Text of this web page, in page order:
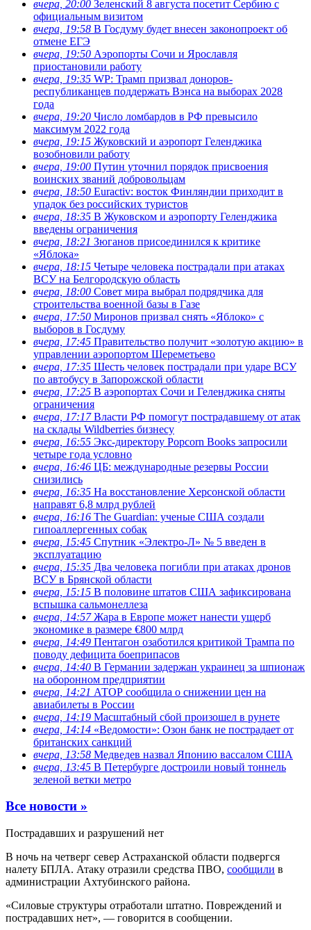
вчера, 20:00 Зеленский 8 августа посетит Сербию с
официальным визитом
вчера, 19:58 В Госдуму будет внесен законопроект об
отмене ЕГЭ
вчера, 19:50 Аэропорты Сочи и Ярославля
приостановили работу
вчера, 19:35 WP: Трамп призвал доноров-
республиканцев поддержать Вэнса на выборах 2028
года
вчера, 19:20 Число ломбардов в РФ превысило
максимум 2022 года
вчера, 19:15 Жуковский и аэропорт Геленджика
возобновили работу
вчера, 19:00 Путин уточнил порядок присвоения
воинских званий добровольцам
вчера, 18:50 Euractiv: восток Финляндии приходит в
упадок без российских туристов
вчера, 18:35 В Жуковском и аэропорту Геленджика
введены ограничения
вчера, 18:21 Зюганов присоединился к критике
«Яблока»
вчера, 18:15 Четыре человека пострадали при атаках
ВСУ на Белгородскую область
вчера, 18:00 Совет мира выбрал подрядчика для
строительства военной базы в Газе
вчера, 17:50 Миронов призвал снять «Яблоко» с
выборов в Госдуму
вчера, 17:45 Правительство получит «золотую акцию» в
управлении аэропортом Шереметьево
вчера, 17:35 Шесть человек пострадали при ударе ВСУ
по автобусу в Запорожской области
вчера, 17:25 В аэропортах Сочи и Геленджика сняты
ограничения
вчера, 17:17Власти РФ помогут пострадавшему от атак
на склады Wildberries бизнесу
вчера, 16:55 Экс-директору Popcorn Books запросили
четыре года условно
вчера, 16:46 ЦБ: международные резервы России
снизились
вчера, 16:35 На восстановление Херсонской области
направят 6,8 млрд рублей
вчера, 16:16 The Guardian: ученые США создали
гипоаллергенных собак
вчера, 15:45 Спутник «Электро-Л» № 5 введен в
эксплуатацию
вчера, 15:35 Два человека погибли при атаках дронов
ВСУ в Брянской области
вчера, 15:15 В половине штатов США зафиксирована
вспышка сальмонеллеза
вчера, 14:57Жара в Европе может нанести ущерб
экономике в размере €800 млрд
вчера, 14:49 Пентагон озаботился критикой Трампа по
поводу дефицита боеприпасов
вчера, 14:40 В Германии задержан украинец за шпионаж
на оборонном предприятии
вчера, 14:21 АТОР сообщила о снижении цен на
авиабилеты в России
вчера, 14:19 Масштабный сбой произошел в рунете
вчера, 14:14 «Ведомости»: Озон банк не пострадает от
британских санкций
вчера, 13:58 Медведев назвал Японию вассалом США
вчера, 13:45 В Петербурге достроили новый тоннель
зеленой ветки метро
Все новости »
Пострадавших и разрушений нет
В ночь на четверг север Астраханской области подвергся
налету БПЛА. Атаку отразили средства ПВО, сообщили в
администрации Ахтубинского района.
«Силовые структуры отработали штатно. Повреждений и
пострадавших нет», — говорится в сообщении.